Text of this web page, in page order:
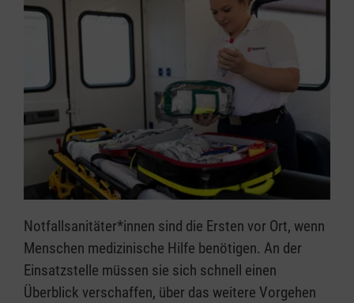
Notfallsanitäter*innen sind die Ersten vor Ort, wenn
Menschen medizinische Hilfe benötigen. An der
Einsatzstelle müssen sie sich schnell einen
Überblick verschaffen, über das weitere Vorgehen